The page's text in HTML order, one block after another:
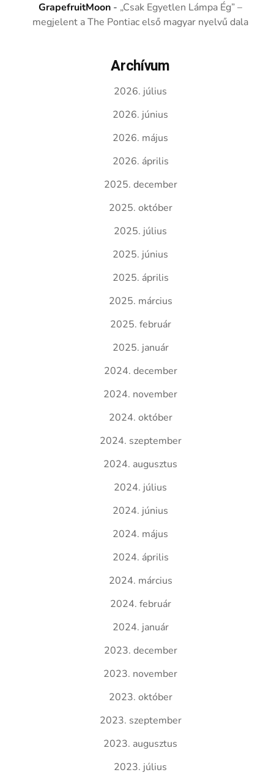
GrapefruitMoon - „Csak Egyetlen Lámpa Ég” –
megjelent a The Pontiac első magyar nyelvű dala
Archívum
2026. július
2026. június
2026. május
2026. április
2025. december
2025. október
2025. július
2025. június
2025. április
2025. március
2025. február
2025. január
2024. december
2024. november
2024. október
2024. szeptember
2024. augusztus
2024. július
2024. június
2024. május
2024. április
2024. március
2024. február
2024. január
2023. december
2023. november
2023. október
2023. szeptember
2023. augusztus
2023. július